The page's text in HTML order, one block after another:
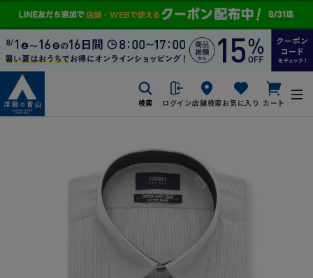
検索 ログイン店舗検索お気に入り カート